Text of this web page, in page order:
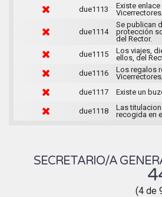
due1113
Existe
due1114
Se publican
protección
del Rector.
due1115
Los viajes,
ellos, del
due1116
Los regalos
due1117
Existe un
due1118
Las
recogida en
SECRETARIO/A
(4 de